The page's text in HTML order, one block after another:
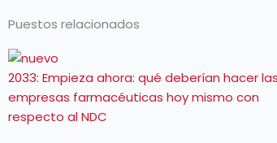
Puestos relacionados
2033: Empieza ahora: qué deberían hacer las
empresas farmacéuticas hoy mismo con
respecto al NDC